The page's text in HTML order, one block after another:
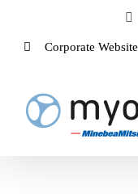
springen
Corporate Website